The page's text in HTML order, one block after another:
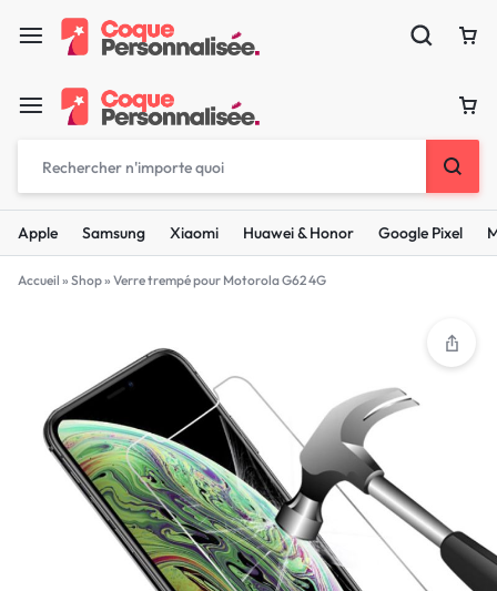
Apple Samsung Xiaomi Huawei & Honor Google Pixel
Accueil » Shop» Verre trempé pour Motorola G62 4G